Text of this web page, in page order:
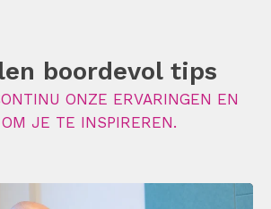
boordevol tips
ONZE ERVARINGEN EN
JE TE INSPIREREN.